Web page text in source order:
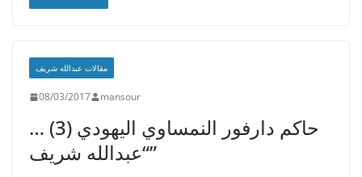
مقالات عبدالله شريف
08/03/2017 mansour
حاكم دارفور النمساوي اليهودي (3) …
“عبدالله شريف”